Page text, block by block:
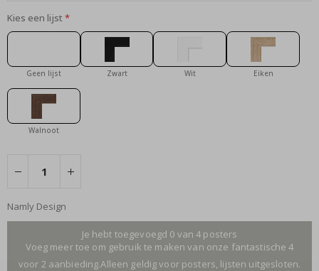
Kies een lijst
Geen lijst Zwart Wit Eiken
Walnoot
Namly Design
Je hebt toegevoegd 0 van 4 posters
Voeg meer toe om gebruik te maken van onze fantastische 4
voor 2 aanbieding.Alleen geldig voor posters, lijsten uitgesloten.